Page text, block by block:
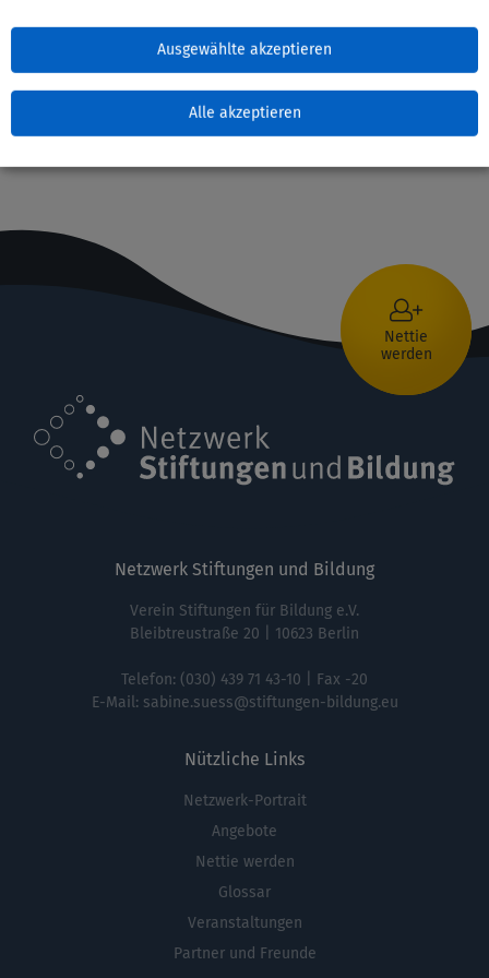
Ausgewählte akzeptieren
Alle akzeptieren
Nettie
werden
Netzwerk Stiftungen und Bildung
Verein Stiftungen für Bildung e.V.
Bleibtreustraße 20 | 10623 Berlin
Telefon: (030) 439 71 43-10 | Fax -20
E-Mail: sabine.suess@stiftungen-bildung.eu
Nützliche Links
Fußbereichsmenü
Netzwerk-Portrait
Angebote
Nettie werden
Glossar
Veranstaltungen
Partner und Freunde